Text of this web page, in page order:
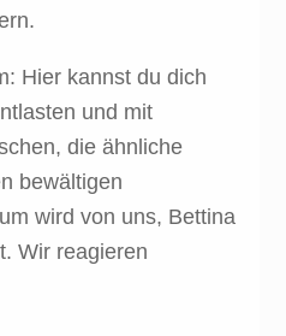
Hier kannst du dich
und mit
die ähnliche
bewältigen
wird von uns, Bettina
Wir reagieren